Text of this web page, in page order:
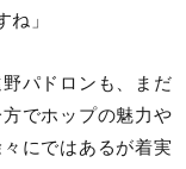
ね」
パドロンも、まだ
でホップの魅力や
にではあるが着実